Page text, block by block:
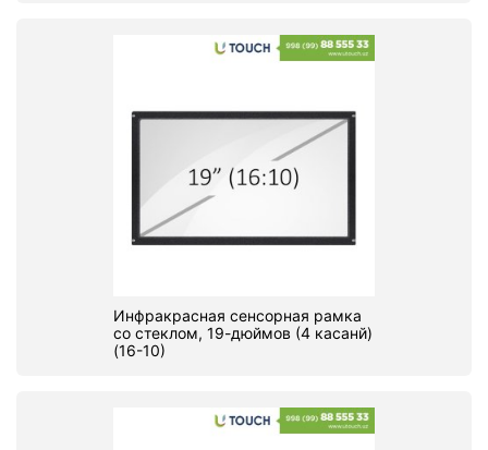
Инфракрасная сенсорная рамка
со стеклом, 19-дюймов (4 касанй)
(16-10)